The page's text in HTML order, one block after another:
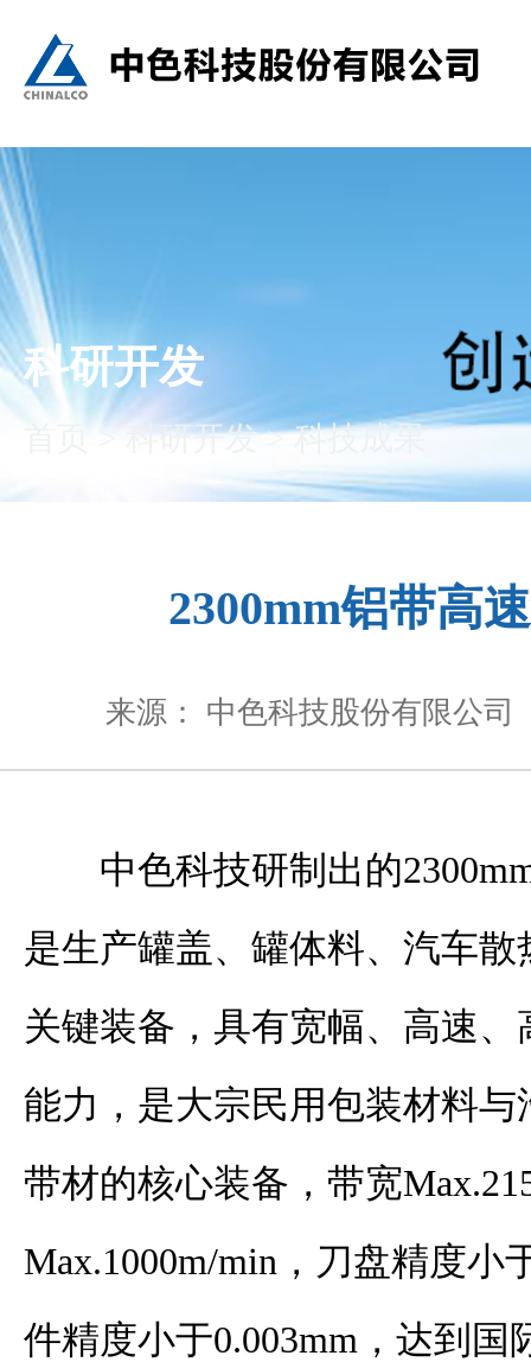
科研开发
首页 > 科研开发>科技成果
2300mm铝带高
来源： 中色科技股份有限公司
中色科技研制出的
是生产罐盖、罐体料、汽车
关键装备，具有宽幅、高速
能力，是大宗民用包装材料
带材的核心装备，带宽
Max.1000m/min，刀盘精度小
件精度小于0.003mm，达到国